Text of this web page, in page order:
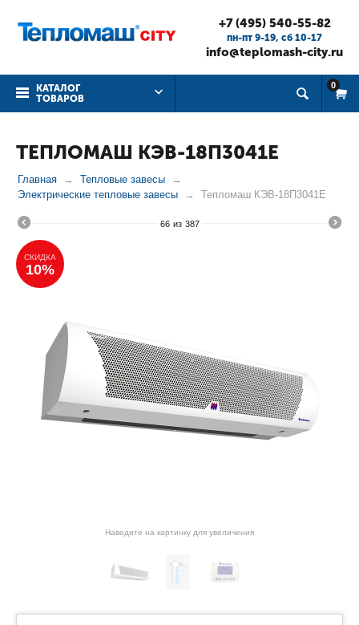
+7 (495) 540-55-82
пн-пт 9-19, cб 10-17
info@teplomash-city.ru
КАТАЛОГ
ТОВАРОВ
0
ТЕПЛОМАШ КЭВ-18П3041Е
Главная
Тепловые завесы
Электрические тепловые завесы
Тепломаш КЭВ-18П3041Е
66 из 387
СКИДКА
10%
Наведите на картинку для увеличения